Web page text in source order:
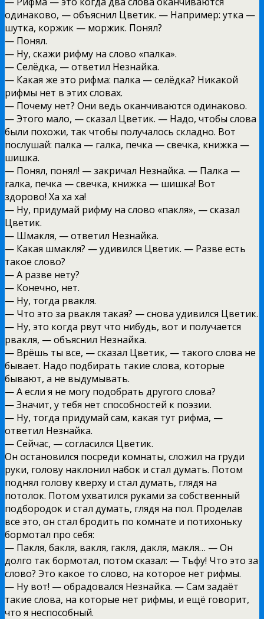
одинаково, — объяснил Цветик. — Например: утка —
шутка, коржик — моржик. Понял?
— Понял.
— Ну, скажи рифму на слово «палка».
— Селёдка, — ответил Незнайка.
— Какая же это рифма: палка — селёдка? Никакой
рифмы нет в этих словах.
— Почему нет? Они ведь оканчиваются одинаково.
— Этого мало, — сказал Цветик. — Надо, чтобы слова
были похожи, так чтобы получалось складно. Вот
послушай: палка — галка, печка — свечка, книжка —
шишка.
— Понял, понял! — закричал Незнайка. — Палка —
галка, печка — свечка, книжка — шишка! Вот
здорово! Ха ха ха!
— Ну, придумай рифму на слово «пакля», — сказал
Цветик.
— Шмакля, — ответил Незнайка.
— Какая шмакля? — удивился Цветик. — Разве есть
такое слово?
— А разве нету?
— Конечно, нет.
— Ну, тогда рвакля.
— Что это за рвакля такая? — снова удивился Цветик.
— Ну, это когда рвут что нибудь, вот и получается
рвакля, — объяснил Незнайка.
— Врёшь ты все, — сказал Цветик, — такого слова не
бывает. Надо подбирать такие слова, которые
бывают, а не выдумывать.
— А если я не могу подобрать другого слова?
— Значит, у тебя нет способностей к поэзии.
— Ну, тогда придумай сам, какая тут рифма, —
ответил Незнайка.
— Сейчас, — согласился Цветик.
Он остановился посреди комнаты, сложил на груди
руки, голову наклонил набок и стал думать. Потом
поднял голову кверху и стал думать, глядя на
потолок. Потом ухватился руками за собственный
подбородок и стал думать, глядя на пол. Проделав
все это, он стал бродить по комнате и потихоньку
бормотал про себя:
— Пакля, бакля, вакля, гакля, дакля, макля… — Он
долго так бормотал, потом сказал: — Тьфу! Что это за
слово? Это какое то слово, на которое нет рифмы.
— Ну вот! — обрадовался Незнайка. — Сам задаёт
такие слова, на которые нет рифмы, и ещё говорит,
что я неспособный.